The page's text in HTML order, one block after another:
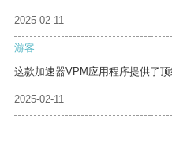
2025-02-11
游客
这款加速器VPM应用程序提供了顶
2025-02-11